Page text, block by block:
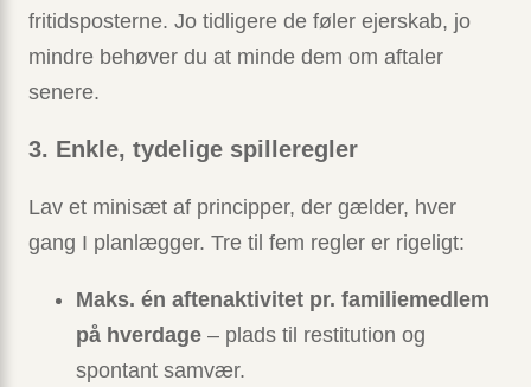
fritidsposterne. Jo tidligere de føler ejerskab, jo
mindre behøver du at minde dem om aftaler
senere.
3. Enkle, tydelige spilleregler
Lav et minisæt af principper, der gælder, hver
gang I planlægger. Tre til fem regler er rigeligt:
Maks. én aftenaktivitet pr. familiemedlem
på hverdage – plads til restitution og
spontant samvær.